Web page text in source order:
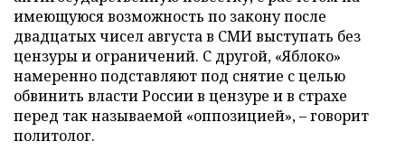
имеющуюся возможность по закону после
двадцатых чисел августа в СМИ выступать без
цензуры и ограничений. С другой, «Яблоко»
намеренно подставляют под снятие с целью
обвинить власти России в цензуре и в страхе
перед так называемой «оппозицией», – говорит
политолог.